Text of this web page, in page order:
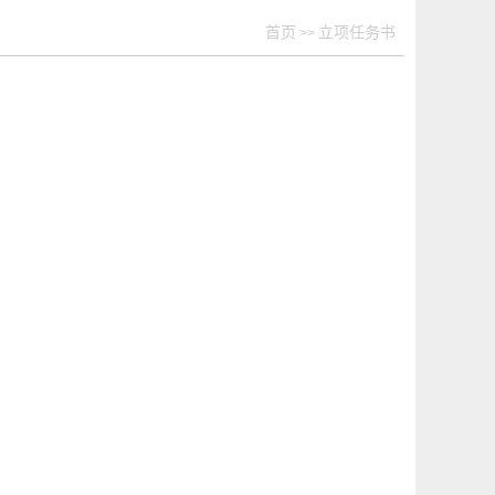
首页 >> 立项任务书